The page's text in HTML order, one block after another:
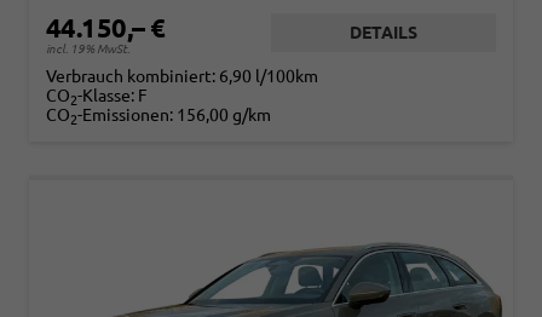
44.150,– €
incl. 19% MwSt.
DETAILS
Verbrauch kombiniert: 6,90 l/100km
CO2-Klasse: F
CO2-Emissionen: 156,00 g/km